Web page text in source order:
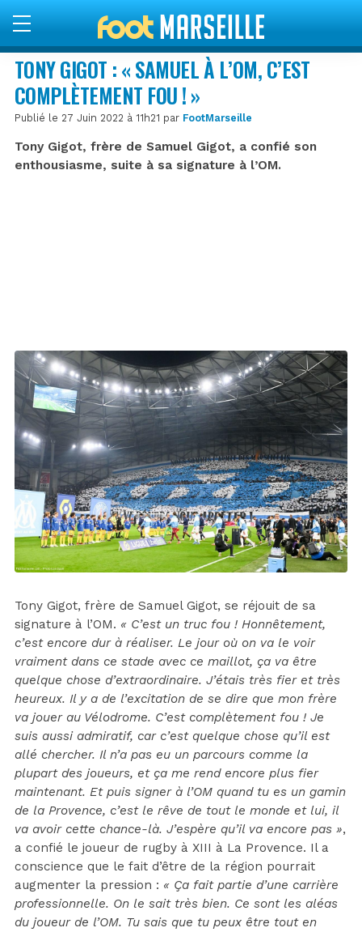
TONY GIGOT : « SAMUEL À L’OM, C’EST
COMPLÈTEMENT FOU ! »
Publié le 27 Juin 2022 à 11h21 par FootMarseille
Tony Gigot, frère de Samuel Gigot, a confié son
enthousiasme, suite à sa signature à l’OM.
Tony Gigot, frère de Samuel Gigot, se réjouit de sa
signature à l’OM. « C’est un truc fou ! Honnêtement,
c’est encore dur à réaliser. Le jour où on va le voir
vraiment dans ce stade avec ce maillot, ça va être
quelque chose d’extraordinaire. J’étais très fier et très
heureux. Il y a de l’excitation de se dire que mon frère
va jouer au Vélodrome. C’est complètement fou ! Je
suis aussi admiratif, car c’est quelque chose qu’il est
allé chercher. Il n’a pas eu un parcours comme la
plupart des joueurs, et ça me rend encore plus fier
maintenant. Et puis signer à l’OM quand tu es un gamin
de la Provence, c’est le rêve de tout le monde et lui, il
va avoir cette chance-là. J’espère qu’il va encore pas »,
a confié le joueur de rugby à XIII à La Provence. Il a
conscience que le fait d’être de la région pourrait
augmenter la pression : « Ça fait partie d’une carrière
professionnelle. On le sait très bien. Ce sont les aléas
du joueur de l’OM. Tu sais que tu peux être tout en